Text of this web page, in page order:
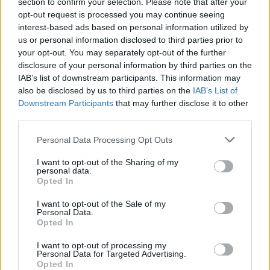
opt-out request is processed you may continue seeing
interest-based ads based on personal information utilized by
us or personal information disclosed to third parties prior to
your opt-out. You may separately opt-out of the further
disclosure of your personal information by third parties on the
IAB’s list of downstream participants. This information may
also be disclosed by us to third parties on the IAB’s List of
Downstream Participants that may further disclose it to other
Personal Data Processing Opt Outs
I want to opt-out of the Sharing of my
personal data.
Opted In
I want to opt-out of the Sale of my
Personal Data.
Opted In
I want to opt-out of processing my
Personal Data for Targeted Advertising.
Opted In
pielgrzymami nadziei. Tej nadziei, którą przyniosła nam
właśnie Boża dziecina.
Dlatego pamiętajmy, proszę, że nie ma miejsca
świętszego, niż ludzkie serce otwarte na Boga. Chciałbym,
aby każdy z nas poczuł, że stanowi niezwykle ważny
element tej wielkiej budowli, jaką jest Kościół. Młodszy,
Drodzy siostry i bracia, święta Bożego Narodzenia
kojarzą nam się z radością, ciepłem rodzinnego domu,
dziękuję za każdy dar miłosierdzia, który czynicie wobec
bliźniego.
Każda bezinteresowna pomoc, wiara i troska drugiego
człowieka, stają się owocami przyjścia na świat Jezusa.